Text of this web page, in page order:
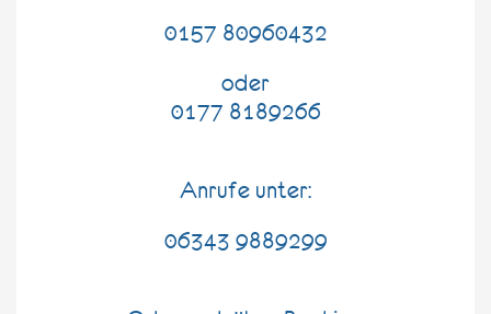
0157 80960432
oder
0177 8189266
Anrufe unter:
06343 9889299